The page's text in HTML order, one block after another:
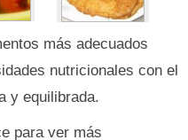
más adecuados
nutricionales con el
y equilibrada.
para ver más